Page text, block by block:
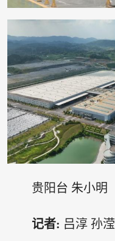
贵阳台 朱小明
记者: 吕淳 孙滢